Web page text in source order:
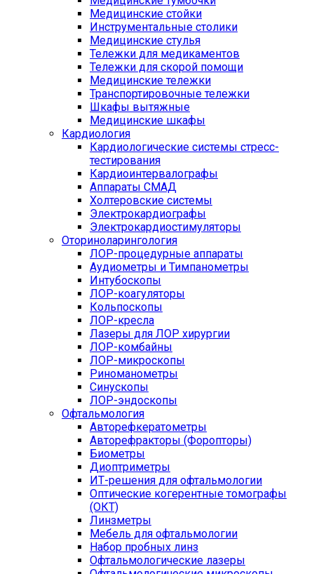
Медицинские стойки
Инструментальные столики
Медицинские стулья
Тележки для медикаментов
Тележки для скорой помощи
Медицинские тележки
Транспортировочные тележки
Шкафы вытяжные
Медицинские шкафы
Кардиология
Кардиологические системы стресс-
тестирования
Кардиоинтервалографы
Аппараты СМАД
Холтеровские системы
Электрокардиографы
Электрокардиостимуляторы
Оториноларингология
ЛОР-процедурные аппараты
Аудиометры и Тимпанометры
Интубоскопы
ЛОР-коагуляторы
Кольпоскопы
ЛОР-кресла
Лазеры для ЛОР хирургии
ЛОР-комбайны
ЛОР-микроскопы
Риноманометры
Синускопы
ЛОР-эндоскопы
Офтальмология
Авторефкератометры
Авторефракторы (Форопторы)
Биометры
Диоптриметры
ИТ-решения для офтальмологии
Оптические когерентные томографы
(ОКТ)
Линзметры
Мебель для офтальмологии
Набор пробных линз
Офтальмологические лазеры